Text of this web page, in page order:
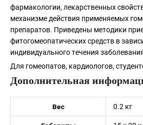
фармакологии, лекарственных
механизме действия применяемых
препаратов. Приведены методики
фитогомеопатических средств в
индивидуального течения
Для гомеопатов, кардиологов,
Дополнительная
Вес 0.2 кг